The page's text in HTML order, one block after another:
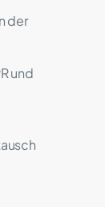
der
und